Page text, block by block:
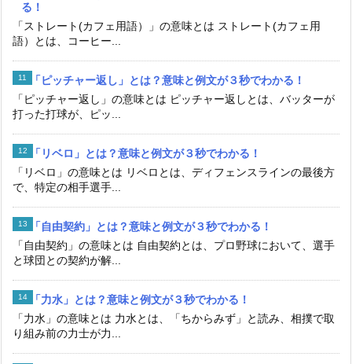
る！
「ストレート(カフェ用語）」の意味とは ストレート(カフェ用
語）とは、コーヒー...
「ピッチャー返し」とは？意味と例文が３秒でわかる！
「ピッチャー返し」の意味とは ピッチャー返しとは、バッターが
打った打球が、ピッ...
「リベロ」とは？意味と例文が３秒でわかる！
「リベロ」の意味とは リベロとは、ディフェンスラインの最後方
で、特定の相手選手...
「自由契約」とは？意味と例文が３秒でわかる！
「自由契約」の意味とは 自由契約とは、プロ野球において、選手
と球団との契約が解...
「力水」とは？意味と例文が３秒でわかる！
「力水」の意味とは 力水とは、「ちからみず」と読み、相撲で取
り組み前の力士が力...